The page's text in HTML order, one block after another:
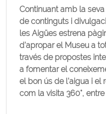
Continuant amb la
de continguts i
les Aigües estrena
d’apropar el Museu a
través de propostes
a fomentar el
el bon ús de l’aigua i
com la visita 360°, entre